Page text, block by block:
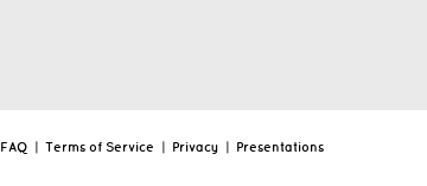
FAQ | Terms of Service | Privacy | Presentations